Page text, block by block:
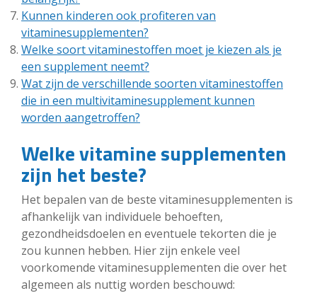
Kunnen kinderen ook profiteren van
vitaminesupplementen?
Welke soort vitaminestoffen moet je kiezen als je
een supplement neemt?
Wat zijn de verschillende soorten vitaminestoffen
die in een multivitaminesupplement kunnen
worden aangetroffen?
Welke vitamine supplementen
zijn het beste?
Het bepalen van de beste vitaminesupplementen is
afhankelijk van individuele behoeften,
gezondheidsdoelen en eventuele tekorten die je
zou kunnen hebben. Hier zijn enkele veel
voorkomende vitaminesupplementen die over het
algemeen als nuttig worden beschouwd: